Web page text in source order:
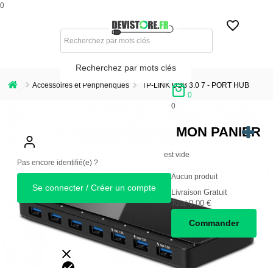
0
Recherchez par mots clés
Pas encore identifié(e) ?
Se connecter / Créer un compte
0
0
MON PANIER
est vide
Aucun produit
Livraison Gratuit
Total 0,00 €
Commander
Accessoires et Périphériques TP-LINK USB 3.0 7 - PORT HUB